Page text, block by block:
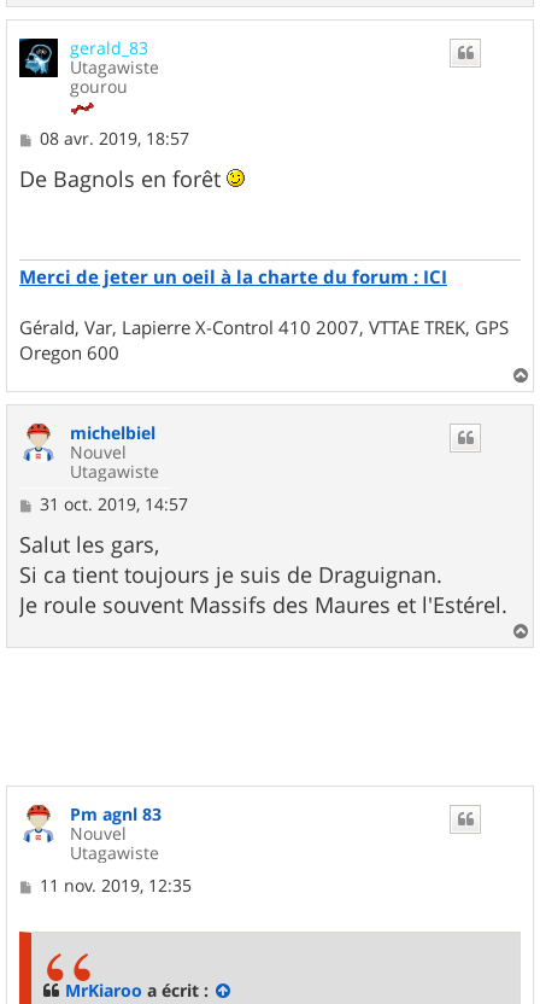
a
gerald_83
Utagawiste
gourou
M
s
s
08 avr. 2019, 18:57
De Bagnols en forêt
Merci de jeter un oeil à la charte du forum : ICI
Gérald, Var, Lapierre X-Control 410 2007, VTTAE TREK, GPS
Oregon 600
a
michelbiel
Nouvel
Utagawiste
M
s
s
a
g
e
31 oct. 2019, 14:57
Salut les gars,
Si ca tient toujours je suis de Draguignan.
Je roule souvent Massifs des Maures et l'Estérel.
a
Pm agnl 83
Nouvel
Utagawiste
M11 nov. 2019, 12:35
MrKiaroo a écrit :